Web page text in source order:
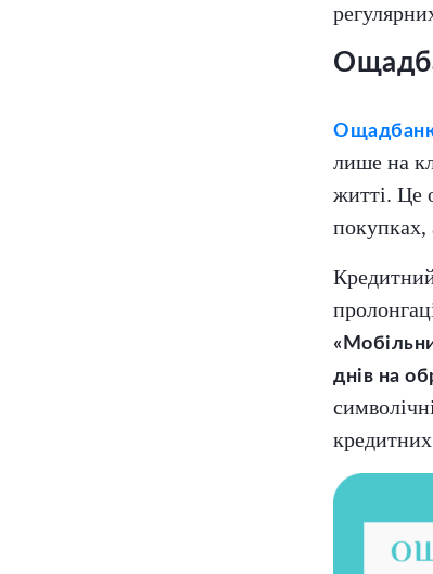
лише на
житті. Це
покупках,
днів на
символічні